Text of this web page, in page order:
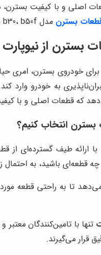
اصلی و با کیفیت
بسترن مدل b30، b50f و ... نمائید.
بسترن از نیوپارت
خودروی بسترن، امری
به خودرو وارد
که قطعات اصلی و با
بسترن انتخاب کنیم؟
با ارائه طیف گسترده‌ای از
قطعه‌ای باشید، به احتمال
تا به راحتی قطعه
تنها با تامین‌کنندگان
قرار می‌گیرند.